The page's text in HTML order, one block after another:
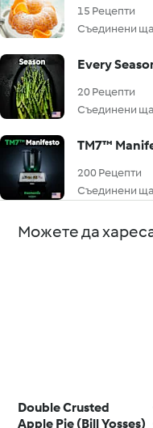
15 Рецепти
Съединени
Every
20 Рецепти
Съединени
TM7™
200 Рецепти
Съединени
Можете да
Double Crusted
Apple Pie (Bill Yosses)